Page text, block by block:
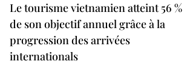
Le tourisme vietnamien atteint 56 %
de son objectif annuel grâce à la
progression des arrivées
internationals